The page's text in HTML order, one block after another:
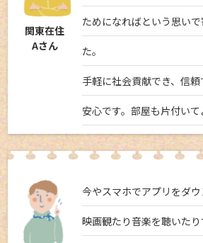
関東在住
Aさん
ためになればという思い
た。
手軽に社会貢献でき、信
安心です。部屋も片付いて
今やスマホでアプリをダ
映画観たり音楽を聴いた